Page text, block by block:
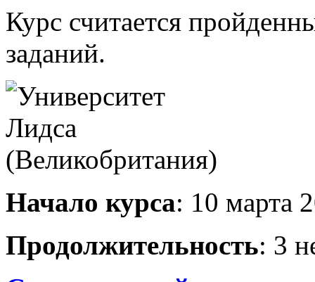
Курс считается
заданий.
Начало курса: 10 марта
Продолжительность: 3